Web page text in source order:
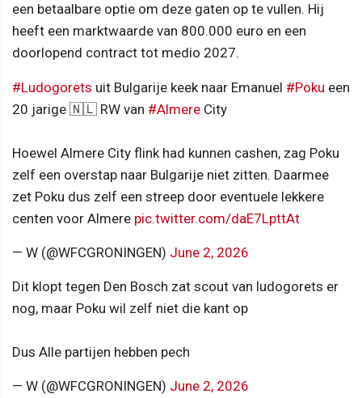
een betaalbare optie om deze gaten op te vullen. Hij
heeft een marktwaarde van 800.000 euro en een
doorlopend contract tot medio 2027.
#Ludogorets uit Bulgarije keek naar Emanuel #Poku een
20 jarige 🇳🇱 RW van #Almere City
Hoewel Almere City flink had kunnen cashen, zag Poku
zelf een overstap naar Bulgarije niet zitten. Daarmee
zet Poku dus zelf een streep door eventuele lekkere
centen voor Almere pic.twitter.com/daE7LpttAt
— W (@WFCGRONINGEN) June 2, 2026
Dit klopt tegen Den Bosch zat scout van ludogorets er
nog, maar Poku wil zelf niet die kant op
Dus Alle partijen hebben pech
— W (@WFCGRONINGEN) June 2, 2026